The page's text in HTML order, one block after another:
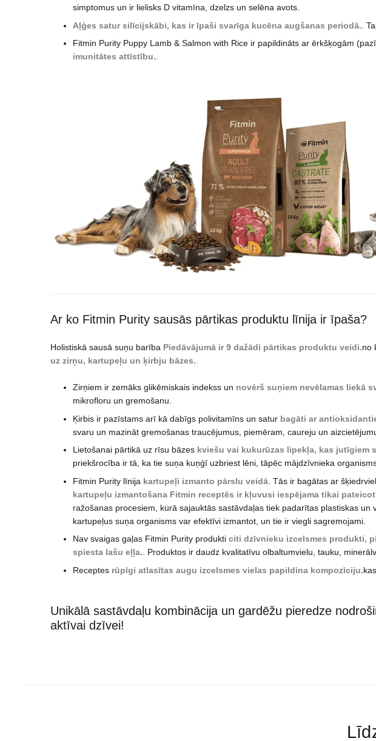
simptomus un ir lielisks D vitamīna, dzelzs un selēna avots.
Aļģes satur silīcijskābi, kas ir īpaši svarīga kucēna augšanas periodā. .
Fitmin Purity Puppy Lamb & Salmon with Rice ir papildināts ar ērkšķogām
imunitātes attīstību..
Ar ko Fitmin Purity sausās pārtikas produktu līnija ir īpaša?
Holistiskā sausā suņu barība Piedāvājumā ir 9 dažādi pārtikas produktu veidi.no
uz zirņu, kartupeļu un ķirbju bāzes.
Zirņiem ir zemāks glikēmiskais indekss un novērš suņiem nevēlamas liekā
mikrofloru un gremošanu.
Ķirbis ir pazīstams arī kā dabīgs polivitamīns un satur bagāti ar
svaru un mazināt gremošanas traucējumus, piemēram, caureju un
Lietošanai pārtikā uz rīsu bāzes kviešu vai kukurūzas lipekļa, kas jutīgiem
priekšrocība ir tā, ka tie suņa kuņģī uzbriest lēni, tāpēc mājdzīvnieka
Fitmin Purity līnija kartupeļi izmanto pārslu veidā . Tās ir bagātas ar
kartupeļu izmantošana Fitmin receptēs ir kļuvusi iespējama tikai
ražošanas procesiem, kurā sajauktās sastāvdaļas tiek padarītas plastiskas
kartupeļus suņa organisms var efektīvi izmantot, un tie ir viegli sagremojami.
Nav svaigas gaļas Fitmin Purity produkti citi dzīvnieku izcelsmes produkti,
spiesta lašu eļļa.. Produktos ir daudz kvalitatīvu olbaltumvielu, tauku,
Receptes rūpīgi atlasītas augu izcelsmes vielas papildina kompozīciju.
Unikālā sastāvdaļu kombinācija un gardēžu pieredze
aktīvai dzīvei!